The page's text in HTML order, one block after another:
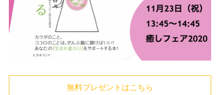
無料プレゼントはこちら